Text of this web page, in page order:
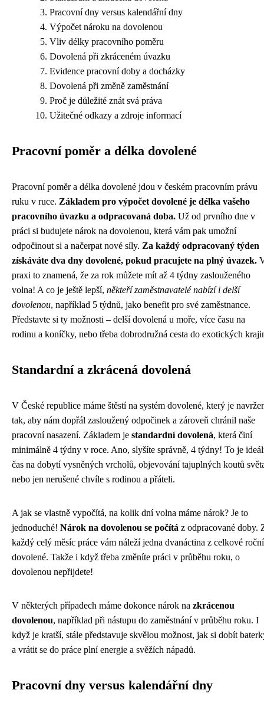
Pracovní dny versus kalendářní dny
Výpočet nároku na dovolenou
Vliv délky pracovního poměru
Dovolená při zkráceném úvazku
Evidence pracovní doby a docházky
Dovolená při změně zaměstnání
Proč je důležité znát svá práva
Užitečné odkazy a zdroje informací
Pracovní poměr a délka dovolené
Pracovní poměr a délka dovolené jdou v českém pracovním právu
ruku v ruce. Základem pro výpočet dovolené je délka vašeho
pracovního úvazku a odpracovaná doba. Už od prvního dne v
práci si budujete nárok na dovolenou, která vám pak umožní
odpočinout si a načerpat nové síly. Za každý odpracovaný týden
získáváte dva dny dovolené, pokud pracujete na plný úvazek.
praxi to znamená, že za rok můžete mít až 4 týdny zaslouženého
volna! A co je ještě lepší, někteří zaměstnavatelé nabízí i delší
dovolenou, například 5 týdnů, jako benefit pro své zaměstnance.
Představte si ty možnosti – delší dovolená u moře, více času na
rodinu a koníčky, nebo třeba dobrodružná cesta do exotických
Standardní a zkrácená dovolená
V České republice máme štěstí na systém dovolené, který je
tak, aby nám dopřál zasloužený odpočinek a zároveň chránil naše
pracovní nasazení. Základem je standardní dovolená, která činí
minimálně 4 týdny v roce. Ano, slyšíte správně, 4 týdny! To je
čas na dobytí vysněných vrcholů, objevování tajuplných koutů
nebo jen nerušené chvíle s rodinou a přáteli.
A jak se vlastně vypočítá, na kolik dní volna máme nárok? Je to
jednoduché! Nárok na dovolenou se počítá z odpracované doby.
každý celý měsíc práce vám náleží jedna dvanáctina z celkové roční
dovolené. Takže i když třeba změníte práci v průběhu roku, o
dovolenou nepřijdete!
V některých případech máme dokonce nárok na zkrácenou
dovolenou, například při nástupu do zaměstnání v průběhu roku. I
když je kratší, stále představuje skvělou možnost, jak si dobít
a vrátit se do práce plní energie a svěžích nápadů.
Pracovní dny versus kalendářní dny